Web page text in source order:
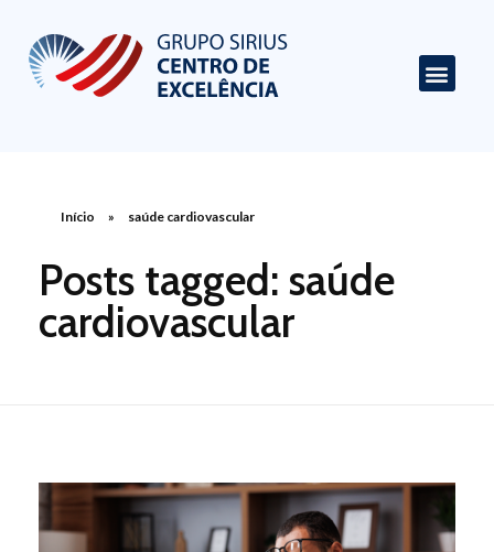
Início » saúde cardiovascular
Posts tagged: saúde
cardiovascular